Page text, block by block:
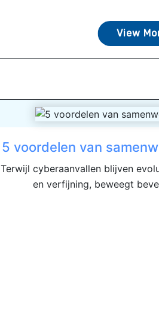
View
5 voordelen van
Terwijl cyberaanvallen blijven
en verfijning, beweegt